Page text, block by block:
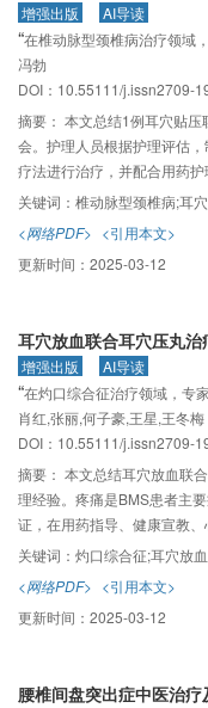
增强出版 AI导读
“在椎动脉型颈椎病治疗领域
个性化护理，有效缓解症状，
冯勃
DOI：10.55111/j.issn2709-
摘要： 本文总结1例耳穴贴
会。护理人员根据护理评估
疗法进行治疗，并配合用药
措施，减轻患者颈椎疼痛，缓
关键词： 椎动脉型颈椎病;耳
<网络PDF> <引用本文>
更新时间： 2025-03-12
耳穴放血联合耳穴压丸
增强出版 AI导读
“在灼口综合征治疗领域，专
症状，提高生活质量。”
肖红,张丽,何子豪,王星,王冬梅
DOI：10.55111/j.issn2709-
摘要： 本文总结耳穴放血联
理经验。疼痛是BMS患者主
证，在用药指导、健康宣教
耳穴压丸中医适宜技术，有
关键词： 灼口综合征;耳穴放
<网络PDF> <引用本文>
更新时间： 2025-03-12
腰椎间盘突出症中医治